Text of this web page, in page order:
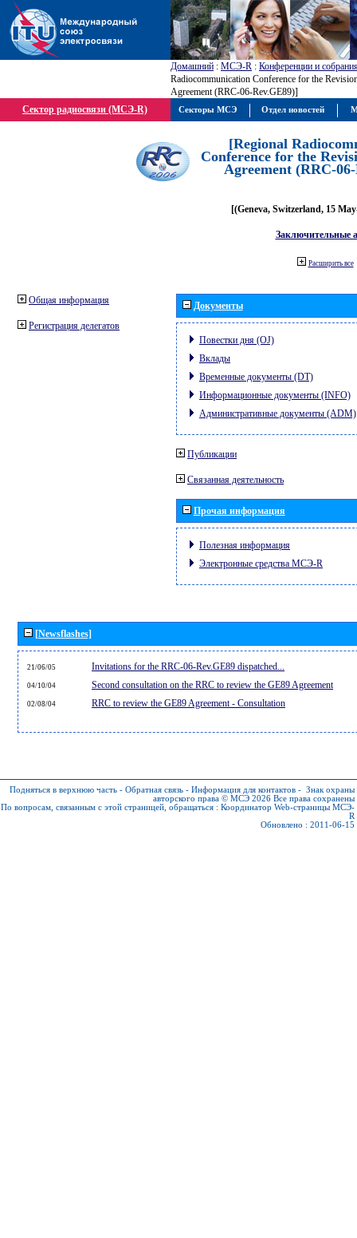
Домашний : МСЭ-R : Конференции и
Radiocommunication Conference for the
Agreement (RRC-06-Rev.GE89)]
Сектор радиосвязи (МСЭ-R)
[Regional
Conference for the
Agreement (RRC-
[(Geneva, Switzerland, 15
Заключительные
Расширить все
Общая информация
Регистрация делегатов
Документы
Повестки дня (OJ)
Вклады
Временные документы (DT)
Информационные документы (INFO)
Административные документы (ADM)
Публикации
Связанная деятельность
Прочая информация
Полезная информация
Электронные средства МСЭ-R
[Newsflashes]
21/06/05 Invitations for the RRC-06-Rev.GE89 dispatched...
04/10/04 Second consultation on the RRC to review the GE89 Agreement
02/08/04 RRC to review the GE89 Agreement - Consultation
Подняться в верхнюю часть - Обратная связь - Информация для контактов - Знак охраны
авторского права © МСЭ 2026 Все права сохранены
По вопросам, связанным с этой страницей, обращаться : Координатор Web-страницы МСЭ-
R
Обновлено : 2011-06-15
Секторы МСЭ Отдел новостей